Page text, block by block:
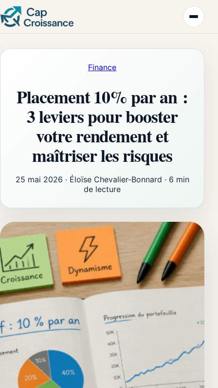
Finance
Placement 10% par an :
3 leviers pour booster
votre rendement et
maîtriser les risques
25 mai 2026 · Éloïse Chevalier-Bonnard · 6 min
de lecture